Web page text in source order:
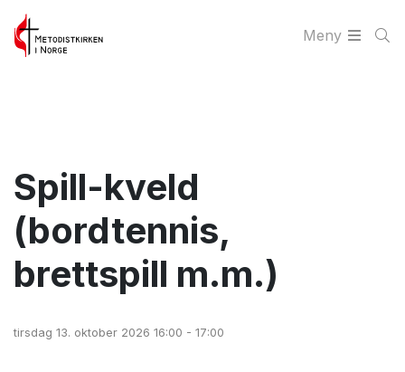
Meny
Spill-kveld
(bordtennis,
brettspill m.m.)
tirsdag 13. oktober 2026 16:00 - 17:00